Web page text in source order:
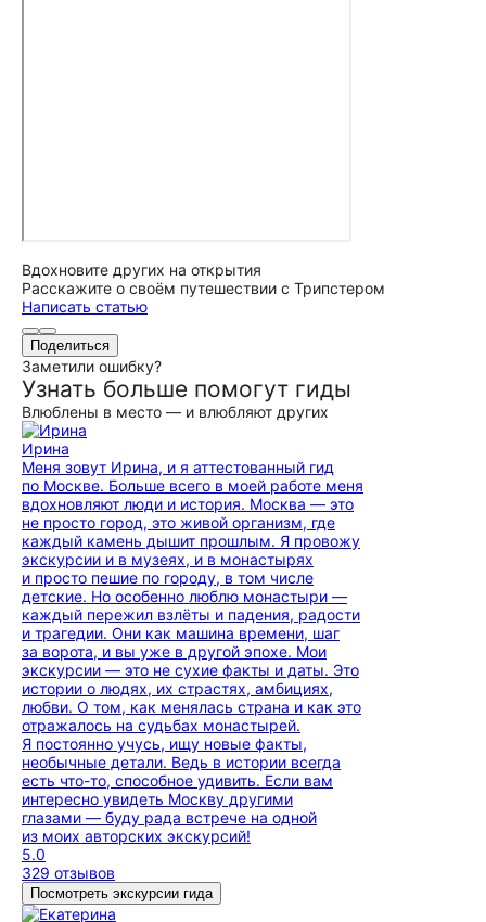
Вдохновите других на открытия
Расскажите о своём путешествии с Трипстером
Написать статью
Поделиться
Заметили ошибку?
Узнать больше помогут гиды
Влюблены в место — и влюбляют других
Ирина
Меня зовут Ирина, и я аттестованный гид
по Москве. Больше всего в моей работе меня
вдохновляют люди и история. Москва — это
не просто город, это живой организм, где
каждый камень дышит прошлым. Я провожу
экскурсии и в музеях, и в монастырях
и просто пешие по городу, в том числе
детские. Но особенно люблю монастыри —
каждый пережил взлёты и падения, радости
и трагедии. Они как машина времени, шаг
за ворота, и вы уже в другой эпохе. Мои
экскурсии — это не сухие факты и даты. Это
истории о людях, их страстях, амбициях,
любви. О том, как менялась страна и как это
отражалось на судьбах монастырей.
Я постоянно учусь, ищу новые факты,
необычные детали. Ведь в истории всегда
есть что-то, способное удивить. Если вам
интересно увидеть Москву другими
глазами — буду рада встрече на одной
из моих авторских экскурсий!
5.0
329 отзывов
Посмотреть экскурсии гида